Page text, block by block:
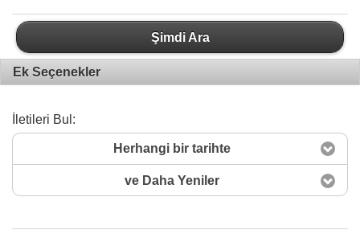
Şimdi Ara
Ek Seçenekler
İletileri Bul:
Herhangi bir tarihte
ve Daha Yeniler